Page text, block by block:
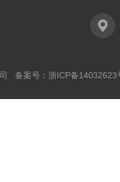
备案号： 浙ICP备14032623